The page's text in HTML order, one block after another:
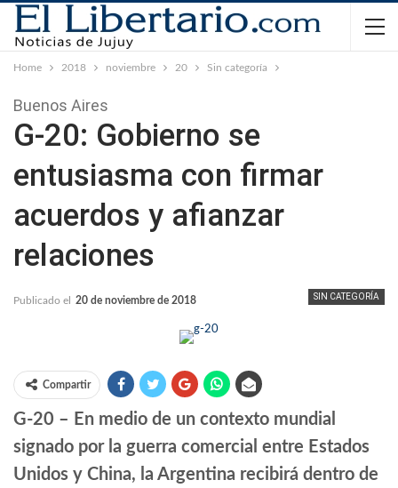
Home 2018 noviembre 20 Sin categoría
Buenos Aires
G-20: Gobierno se
entusiasma con firmar
acuerdos y afianzar
relaciones
SIN CATEGORÍA
Publicado el 20 de noviembre de 2018
Compartir
G-20 – En medio de un contexto mundial
signado por la guerra comercial entre Estados
Unidos y China, la Argentina recibirá dentro de